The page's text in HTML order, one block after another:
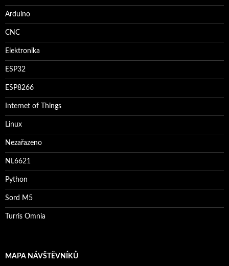
Arduino
CNC
Elektronika
ESP32
ESP8266
Internet of Things
Linux
Nezařazeno
NL6621
Python
Sord M5
Turris Omnia
MAPA NÁVŠTĚVNÍKŮ